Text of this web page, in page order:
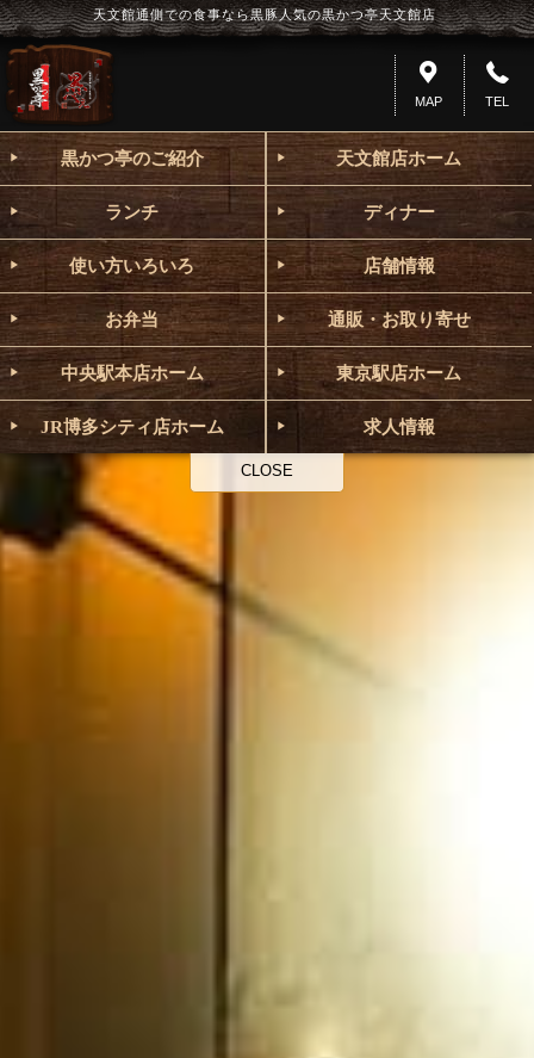
天文館通側での食事なら黒豚人気の黒かつ亭天文館店
MAP TEL
黒かつ亭のご紹介 天文館店ホーム
ランチ ディナー
使い方いろいろ 店舗情報
お弁当 通販・お取り寄せ
中央駅本店ホーム 東京駅店ホーム
JR博多シティ店ホーム 求人情報